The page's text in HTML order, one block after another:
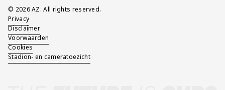
Overig
© 2026 AZ. All rights reserved.
Privacy
Disclaimer
Voorwaarden
Cookies
Stadion- en cameratoezicht